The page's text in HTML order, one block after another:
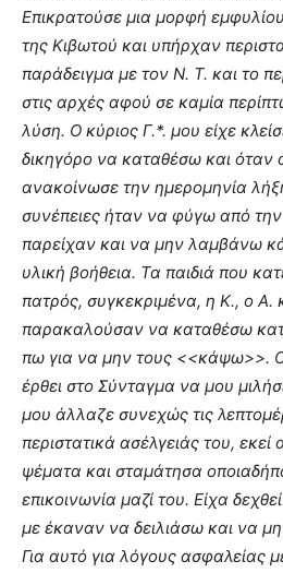
Επικρατούσε μια μορφή
της Κιβωτού και υπήρχαν
παράδειγμα με τον Ν. Τ. και το
στις αρχές αφού σε καμία
λύση. Ο κύριος Γ.*. μου είχε
δικηγόρο να καταθέσω και όταν
ανακοίνωσε την ημερομηνία
συνέπειες ήταν να φύγω από
παρείχαν και να μην λαμβάνω
υλική βοήθεια. Τα παιδιά που
πατρός, συγκεκριμένα, η Κ., ο Α.
παρακαλούσαν να καταθέσω
πω για να μην τους <<κάψω>>. Ο
έρθει στο Σύνταγμα να μου
μου άλλαζε συνεχώς τις
περιστατικά ασέλγειάς του, εκεί
ψέματα και σταμάτησα
επικοινωνία μαζί του. Είχα
με έκαναν να δειλιάσω και να
Για αυτό για λόγους ασφαλείας